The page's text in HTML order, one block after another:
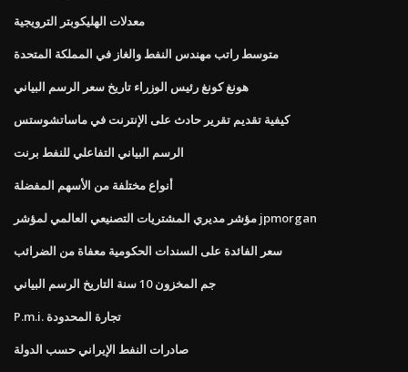
معدلات الهليكوبتر الترويجية
متوسط ​​راتب مهندس النفط والغاز في المملكة المتحدة
هونغ كونغ رئيس الوزراء تاريخ سعر الرسم البياني
كيفية تقديم تقرير حادث على الإنترنت في ماساتشوستس
الرسم البياني التفاعلي للنفط برنت
أنواع مختلفة من الأسهم المفضلة
مؤشر مديري المشتريات التصنيعي العالمي لمؤشر jpmorgan
سعر الفائدة على السندات الحكومية معفاة من الضرائب
جم المخزون 10 سنة التاريخ الرسم البياني
P.m.i. تجارة المحدودة
صادرات النفط الإيراني حسب الدولة